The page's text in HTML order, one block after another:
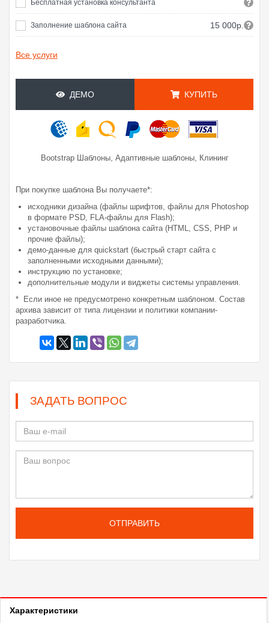
Бесплатная установка консультанта
Заполнение шаблона сайта 15 000р.
Все услуги
ДЕМО КУПИТЬ
Bootstrap Шаблоны, Адаптивные шаблоны, Клининг
При покупке шаблона Вы получаете*:
исходники дизайна (файлы шрифтов, файлы для Photoshop
в формате PSD, FLA-файлы для Flash);
установочные файлы шаблона сайта (HTML, CSS, PHP и
прочие файлы);
демо-данные для quickstart (быстрый старт сайта с
заполненными исходными данными);
инструкцию по установке;
дополнительные модули и виджеты системы управления.
* Если иное не предусмотрено конкретным шаблоном. Состав
архива зависит от типа лицензии и политики компании-
разработчика.
ЗАДАТЬ ВОПРОС
ОТПРАВИТЬ
Характеристики